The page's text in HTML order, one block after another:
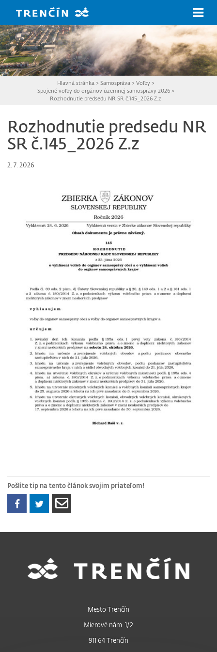
Hlavná stránka > Samospráva > Voľby>
Spojené voľby do orgánov územnej samosprávy 2026>
Rozhodnutie predsedu NR SR č.145_2026 Z.z
Rozhodnutie predsedu NR
SR č.145_2026 Z.z
2. 7. 2026
Pošlite tip na tento článok svojim priateľom!
Mesto Trenčín
Mierové nám. 1/2
911 64 Trenčín